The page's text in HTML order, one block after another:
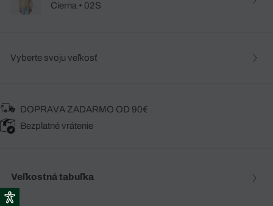
Cierna • 02S
Vyberte svoju veľkosť
DOPRAVA ZADARMO OD 90€
Bezplatné vrátenie
Veľkostná tabuľka